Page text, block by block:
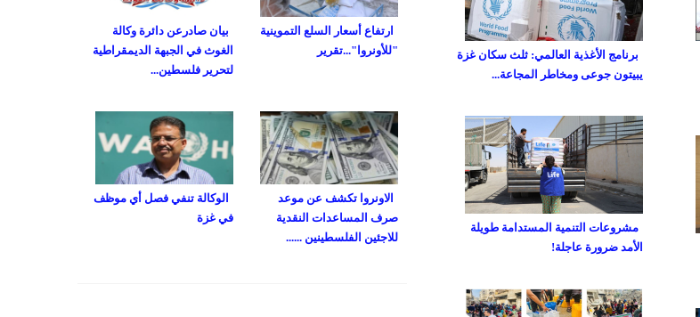
برنامج الأغذية العالمي: ثلث سكان غزة
يبيتون جوعى ومخاطر المجاعة...
مشروعات التنمية المستدامة طويلة
الأمد ضرورة عاجلة!
بيان صادرعن دائرة وكالة
الغوث في الجبهة الديمقراطية
لتحرير فلسطين...
ارتفاع أسعار السلع التموينية
"للأونروا"...تقرير
الوكالة تنفي فصل أي موظف
في غزة
الاونروا تكشف عن موعد
صرف المساعدات النقدية
للاجئين الفلسطينين ......